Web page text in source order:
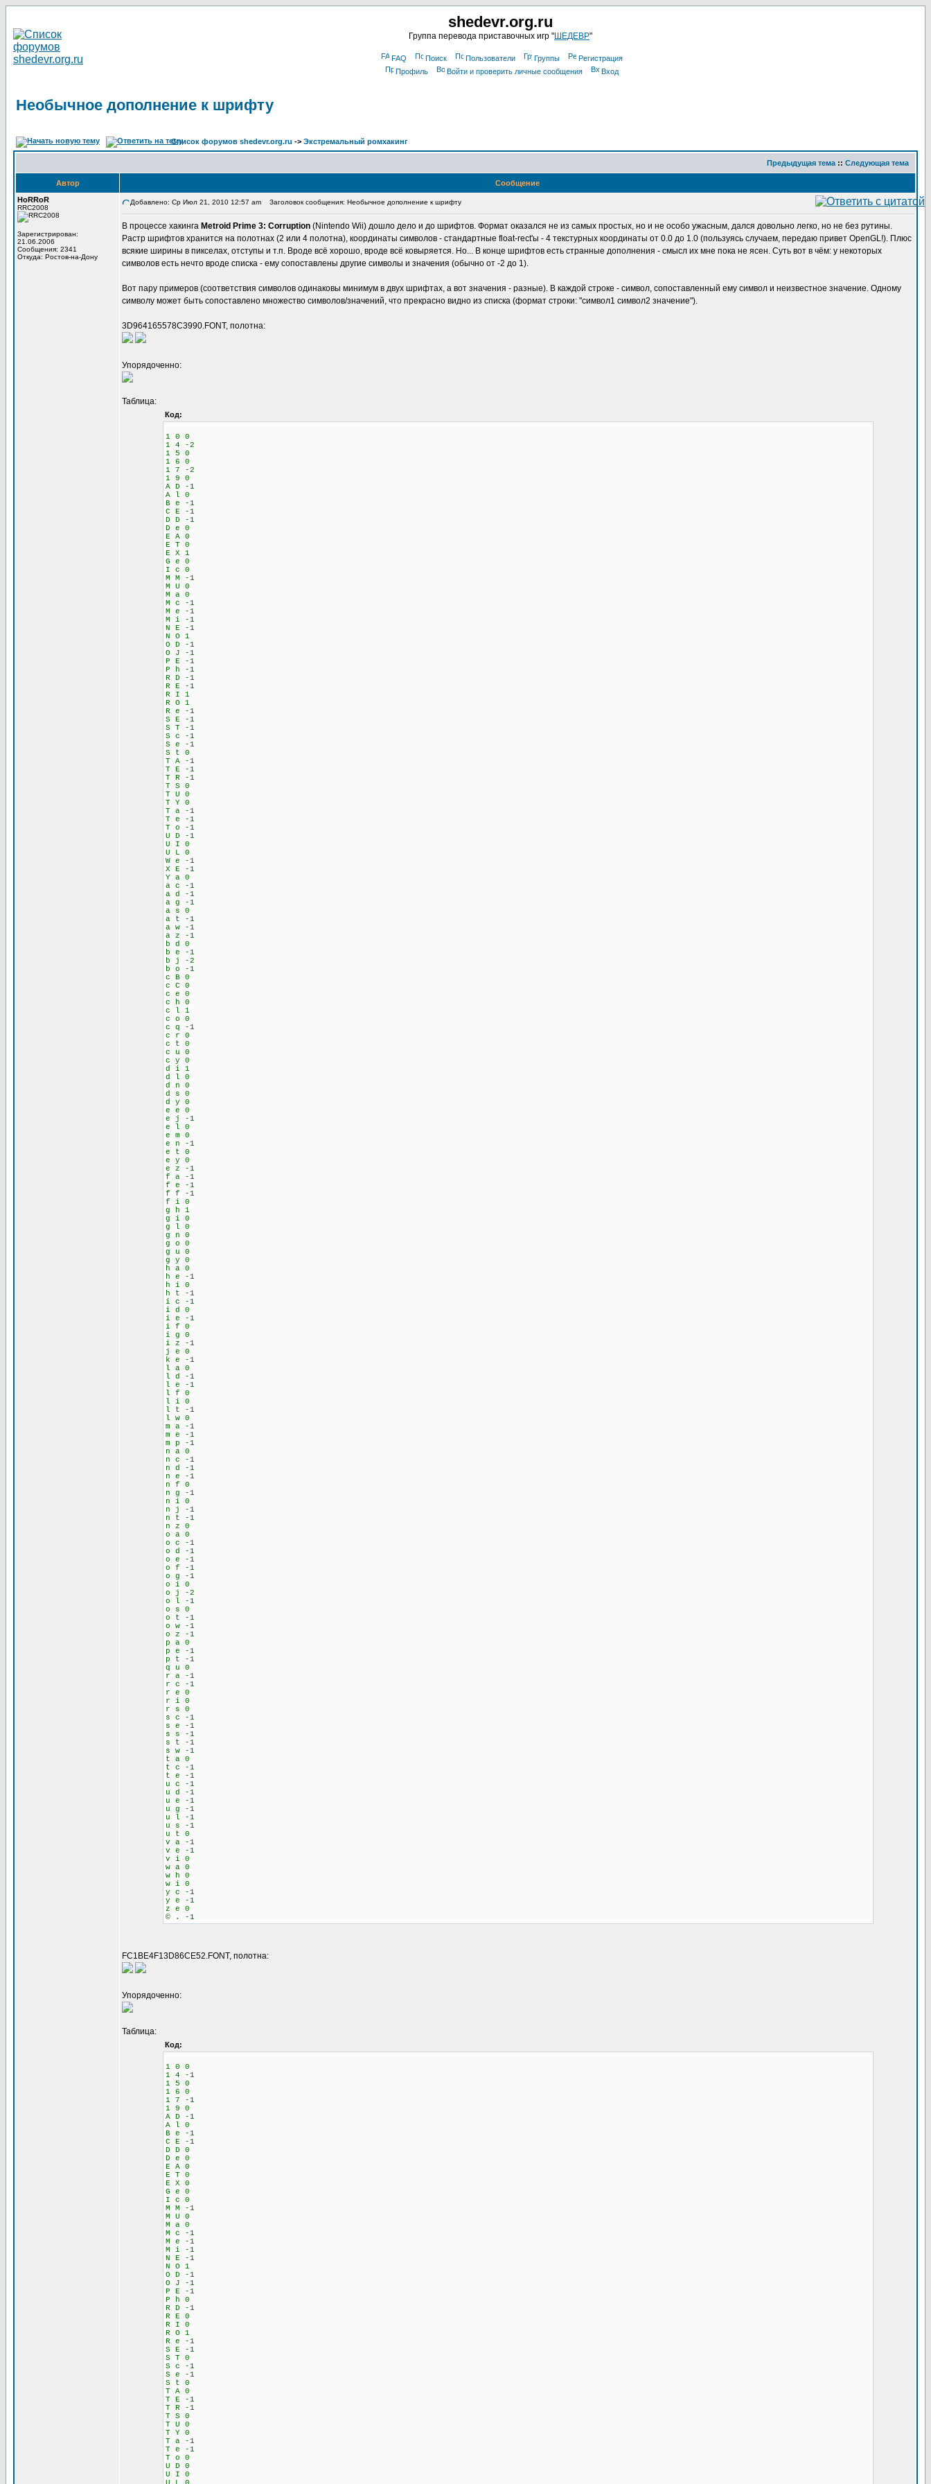
shedevr.org.ru
Группа перевода приставочных игр "ШЕДЕВР"
FAQ Поиск Пользователи Группы
Регистрация
Профиль
Войти и проверить личные сообщения Вход
Необычное дополнение к шрифту
Список форумов shedevr.org.ru -> Экстремальный ромхакинг
Предыдущая тема :: Следующая тема
Автор
Сообщение
HoRRoR
RRC2008
Зарегистрирован:
21.06.2006
Сообщения: 2341
Откуда: Ростов-на-Дону
Добавлено: Ср Июл 21, 2010 12:57 am Заголовок сообщения: Необычное дополнение к шрифту
В процессе хакинга Metroid Prime 3: Corruption (Nintendo Wii) дошло дело и до шрифтов. Формат оказался не из самых простых, но и не особо ужасным, дался довольно легко, но не без рутины.
Растр шрифтов хранится на полотнах (2 или 4 полотна), координаты символов - стандартные float-rect'ы - 4 текстурных координаты от 0.0 до 1.0 (пользуясь случаем, передаю привет OpenGL!). Плюс
всякие ширины в пикселах, отступы и т.п. Вроде всё хорошо, вроде всё ковыряется. Но... В конце шрифтов есть странные дополнения - смысл их мне пока не ясен. Суть вот в чём: у некоторых
символов есть нечто вроде списка - ему сопоставлены другие символы и значения (обычно от -2 до 1).
Вот пару примеров (соответствия символов одинаковы минимум в двух шрифтах, а вот значения - разные). В каждой строке - символ, сопоставленный ему символ и неизвестное значение. Одному
символу может быть сопоставлено множество символов/значений, что прекрасно видно из списка (формат строки: "символ1 символ2 значение").
3D964165578C3990.FONT, полотна:
Упорядоченно:
Таблица:
Код:
1 0 0
1 4 -2
1 5 0
1 6 0
1 7 -2
1 9 0
A D -1
A l 0
B e -1
C E -1
D D -1
D e 0
E A 0
E T 0
E X 1
G e 0
I c 0
M M -1
M U 0
M a 0
M c -1
M e -1
M i -1
N E -1
N O 1
O D -1
O J -1
P E -1
P h -1
R D -1
R E -1
R I 1
R O 1
R e -1
S E -1
S T -1
S c -1
S e -1
S t 0
T A -1
T E -1
T R -1
T S 0
T U 0
T Y 0
T a -1
T e -1
T o -1
U D -1
U I 0
U L 0
W e -1
X E -1
Y a 0
a c -1
a d -1
a g -1
a s 0
a t -1
a w -1
a z -1
b d 0
b e -1
b j -2
b o -1
c B 0
c C 0
c e 0
c h 0
c l 1
c o 0
c q -1
c r 0
c t 0
c u 0
c y 0
d i 1
d l 0
d n 0
d s 0
d y 0
e e 0
e j -1
e l 0
e m 0
e n -1
e t 0
e y 0
e z -1
f a -1
f e -1
f f -1
f i 0
g h 1
g i 0
g l 0
g n 0
g o 0
g u 0
g y 0
h a 0
h e -1
h i 0
h t -1
i c -1
i d 0
i e -1
i f 0
i g 0
i z -1
j e 0
k e -1
l a 0
l d -1
l e -1
l f 0
l i 0
l t -1
l w 0
m a -1
m e -1
m p -1
n a 0
n c -1
n d -1
n e -1
n f 0
n g -1
n i 0
n j -1
n t -1
n z 0
o a 0
o c -1
o d -1
o e -1
o f -1
o g -1
o i 0
o j -2
o l -1
o s 0
o t -1
o w -1
o z -1
p a 0
p e -1
p t -1
q u 0
r a -1
r c -1
r e 0
r i 0
r s 0
s c -1
s e -1
s s -1
s t -1
s w -1
t a 0
t c -1
t e -1
u c -1
u d -1
u e -1
u g -1
u l -1
u s -1
u t 0
v a -1
v e -1
v i 0
w a 0
w h 0
w i 0
y c -1
y e -1
z e 0
© . -1
FC1BE4F13D86CE52.FONT, полотна:
Упорядоченно:
Таблица:
Код:
1 0 0
1 4 -1
1 5 0
1 6 0
1 7 -1
1 9 0
A D -1
A l 0
B e -1
C E -1
D D 0
D e 0
E A 0
E T 0
E X 0
G e 0
I c 0
M M -1
M U 0
M a 0
M c -1
M e -1
M i -1
N E -1
N O 1
O D -1
O J -1
P E -1
P h 0
R D -1
R E 0
R I 0
R O 1
R e -1
S E -1
S T 0
S c -1
S e -1
S t 0
T A 0
T E -1
T R -1
T S 0
T U 0
T Y 0
T a -1
T e -1
T o 0
U D 0
U I 0